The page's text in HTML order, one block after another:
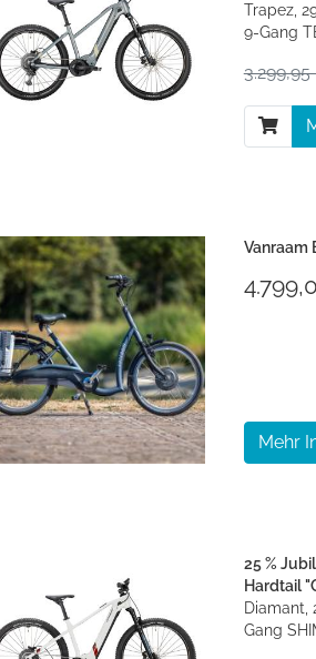
Trapez,
9-Gang
Vanraam
Mehr
25 %
Hardtail
Diamant,
Gang